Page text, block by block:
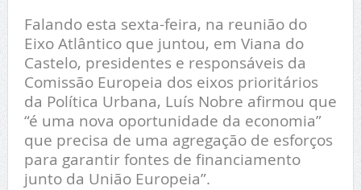
Falando esta sexta-feira, na reunião do
Eixo Atlântico que juntou, em Viana do
Castelo, presidentes e responsáveis da
Comissão Europeia dos eixos prioritários
da Política Urbana, Luís Nobre afirmou que
“é uma nova oportunidade da economia”
que precisa de uma agregação de esforços
para garantir fontes de financiamento
junto da União Europeia”.